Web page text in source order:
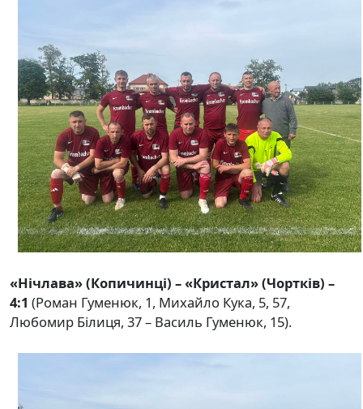
«Нічлава» (Копичинці) – «Кристал» (Чортків) –
4:1 (Роман Гуменюк, 1, Михайло Кука, 5, 57,
Любомир Білиця, 37 – Василь Гуменюк, 15).